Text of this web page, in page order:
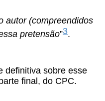
autor (compreendidos
pretensão”3.
definitiva sobre esse
final, do CPC.